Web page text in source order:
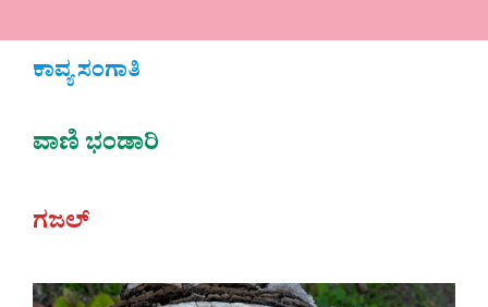
ಕಾವ್ಯ ಸಂಗಾತಿ
ವಾಣಿ ಭಂಡಾರಿ
ಗಜಲ್